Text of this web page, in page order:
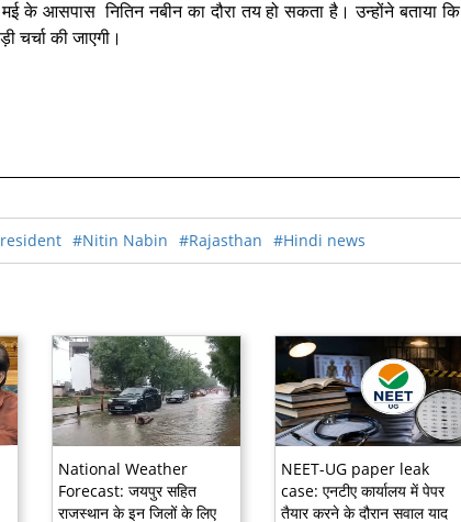
के आसपास नितिन नबीन का दौरा तय हो सकता है। उन्होंने बताया कि
चर्चा की जाएगी।
#Nitin Nabin #Rajasthan #Hindi news
National Weather
Forecast: जयपुर सहित
राजस्थान के इन जिलों के लिए
NEET-UG paper leak
case: एनटीए कार्यालय में पेपर
तैयार करने के दौरान सवाल याद